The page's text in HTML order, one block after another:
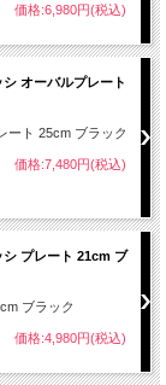
価格:6,980円(税込)
オーバルプレート
ート 25cm ブラック
価格:7,480円(税込)
プレート 21cm ブ
ブラック
価格:4,980円(税込)